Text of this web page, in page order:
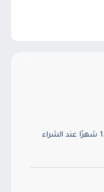
استفد من خطة التقسيط بدون فائدة 0٪ لمدة 6 أو 12 شهرًا عند الشراء